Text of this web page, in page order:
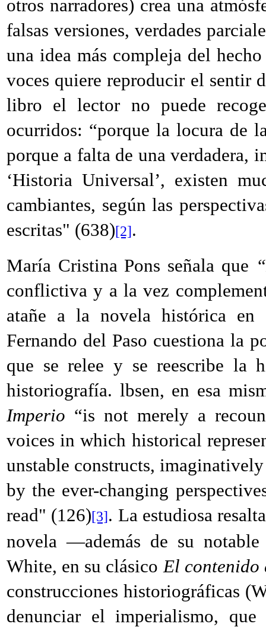
otros narradores) crea una
falsas versiones, verdades
una idea más compleja del
voces quiere reproducir el sentir
libro el lector no puede
ocurridos: “porque la locura de
porque a falta de una verdadera,
‘Historia Universal’, existen
cambiantes, según las
escritas" (638)[2].
María Cristina Pons señala que
conflictiva y a la vez
atañe a la novela histórica en
Fernando del Paso cuestiona la
que se relee y se reescribe la
historiografía. lbsen, en esa
Imperio “is not merely a
voices in which historical
unstable constructs,
by the ever-changing
read" (126)[3]. La estudiosa
novela —además de su
White, en su clásicoEl contenido
construcciones historiográficas
denunciar el imperialismo,